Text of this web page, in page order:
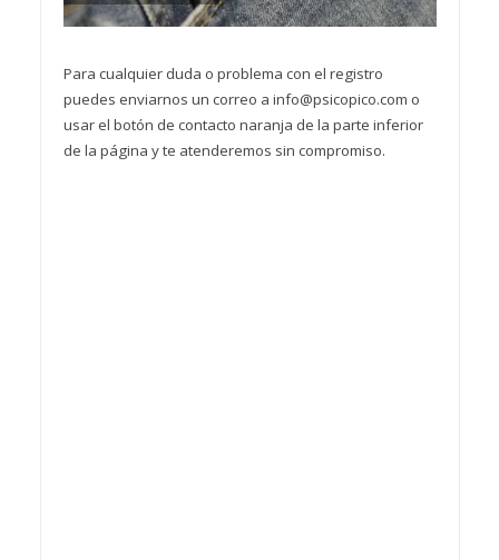
Para cualquier duda o problema con el registro
puedes enviarnos un correo a info@psicopico.com o
usar el botón de contacto naranja de la parte inferior
de la página y te atenderemos sin compromiso.